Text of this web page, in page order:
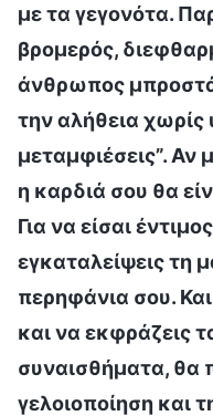
με τα γεγονότα.
βρομερός,
άνθρωπος
την αλήθεια χωρίς
μεταμφιέσεις”. Αν
η καρδιά σου θα
Για να είσαι
εγκαταλείψεις τη
περηφάνια σου.
και να εκφράζεις
συναισθήματα, θα
γελοιοποίηση και